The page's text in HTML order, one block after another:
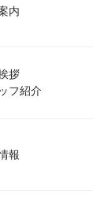
内
拶
フ紹介
報